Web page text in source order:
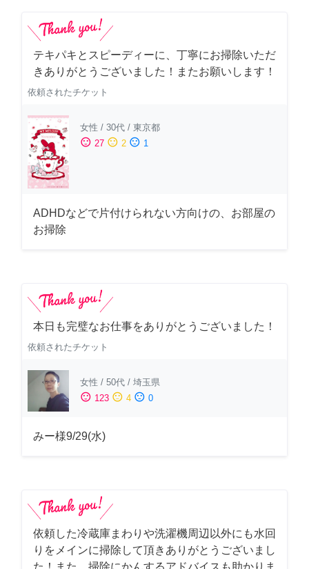
テキパキとスピーディーに、丁寧にお掃除いただ
きありがとうございました！またお願いします！
依頼されたチケット
女性 / 30代 / 東京都
sentiment_satisfied 27 sentiment_neutral 2 sentiment_dissatisfied 1
ADHDなどで片付けられない方向けの、お部屋の
お掃除
本日も完璧なお仕事をありがとうございました！
依頼されたチケット
女性 / 50代 / 埼玉県
sentiment_satisfied 123 sentiment_neutral 4 sentiment_dissatisfied 0
みー様9/29(水)
依頼した冷蔵庫まわりや洗濯機周辺以外にも水回
りをメインに掃除して頂きありがとうございまし
た！また、掃除にかんするアドバイスも助かりま